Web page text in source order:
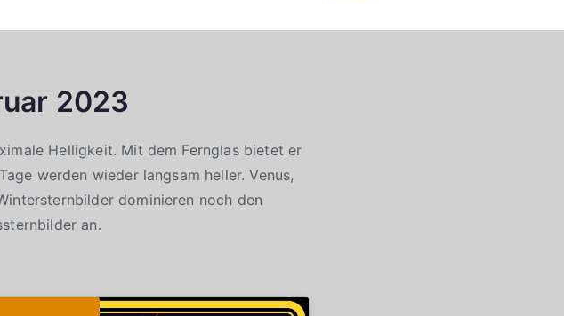
2023
Helligkeit. Mit dem Fernglas bietet er
werden wieder langsam heller. Venus,
dominieren noch den
an.